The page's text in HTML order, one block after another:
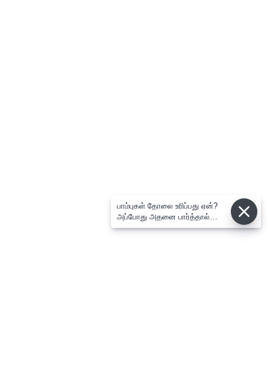
பாம்புகள் தோலை உரிப்பது ஏன்?
அப்போது அதனை பார்த்தால்
பழிவாங்குமா?